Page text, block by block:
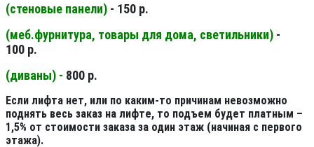
(стеновые панели) - 150 р.
(меб.фурнитура, товары для дома, светильники) -
100 р.
(диваны) - 800 р.
Если лифта нет, или по каким-то причинам невозможно
поднять весь заказ на лифте, то подъем будет платным –
1,5% от стоимости заказа за один этаж (начиная с первого
этажа).